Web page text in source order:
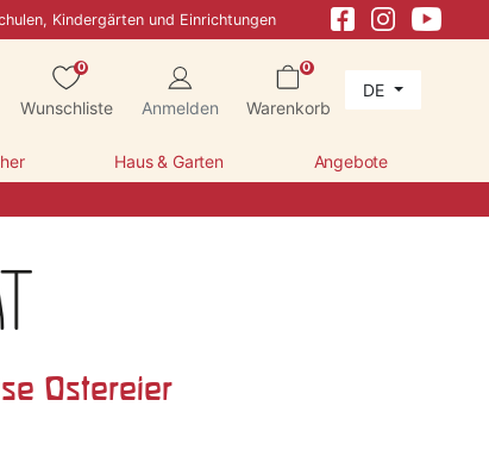
Kindergärten und Einrichtungen
0
Wunschliste Anmelden
0
Warenkorb
DE
Haus & Garten Angebote
Ostereier